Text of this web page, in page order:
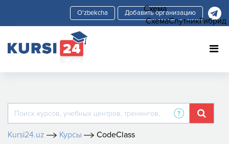
Добавить организацию
Kursi24.uz Курсы CodeClass
Схема
СхемаСпутникГибрид